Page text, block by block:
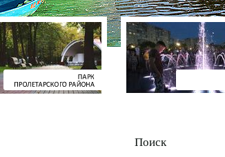
Поиск